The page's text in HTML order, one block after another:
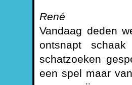
René
Vandaag deden
ontsnapt
schatzoeken
een spel maar